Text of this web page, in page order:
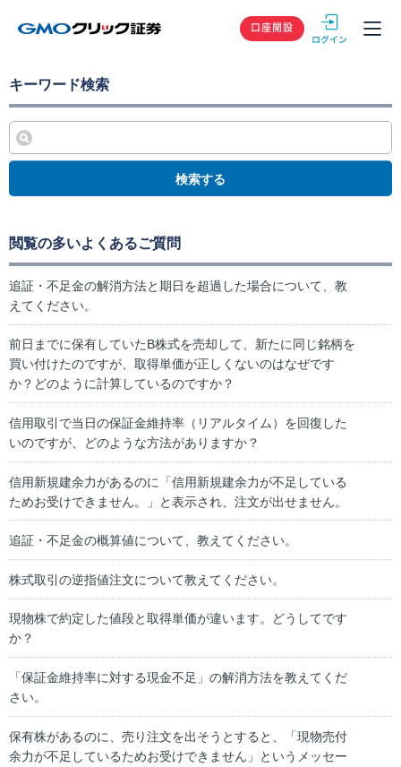
GMOクリック
口座開設
キーワード検索
検索する
閲覧の多いよくあるご質問
追証・不足金の解消方法と期日を超過した場合について、教
えてください。
前日までに保有していたB株式を売却して、新たに同じ銘柄を
買い付けたのですが、取得単価が正しくないのはなぜです
か？どのように計算しているのですか？
信用取引で当日の保証金維持率（リアルタイム）を回復した
いのですが、どのような方法がありますか？
信用新規建余力があるのに「信用新規建余力が不足している
ためお受けできません。」と表示され、注文が出せません。
追証・不足金の概算値について、教えてください。
株式取引の逆指値注文について教えてください。
現物株で約定した値段と取得単価が違います。どうしてです
か？
「保証金維持率に対する現金不足」の解消方法を教えてくだ
さい。
保有株があるのに、売り注文を出そうとすると、「現物売付
余力が不足しているためお受けできません」というメッセー